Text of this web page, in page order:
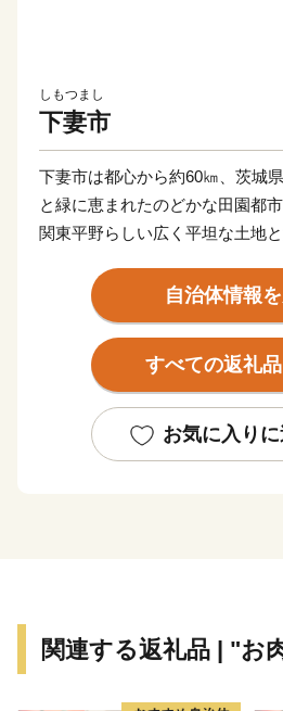
しもつまし
下妻市
下妻市は都心から約60㎞、茨城
と緑に恵まれたのどかな田園都市
関東平野らしい広く平坦な土地
た各種農産物を生産しています。
郊外には大規模商業施設等もあ
ーライフのバランスのとれた過
本サイトの運営は、下妻市ふる
ーが行っております。
※土日、祝祭日、年末年始（12/
自治体情報
すべての返礼
お気に入り
関連する返礼品 | "お